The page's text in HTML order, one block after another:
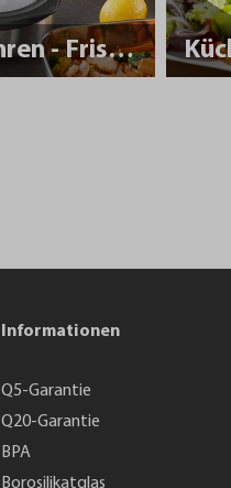
Aufbewahren - Frisch halten
Informationen
Q5-Garantie
Q20-Garantie
BPA
Borosilikatglas